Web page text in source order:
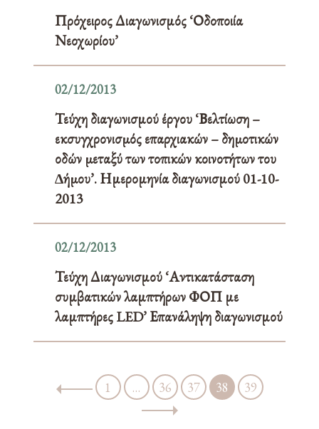
Πρόχειρος Διαγωνισμός ‘Οδοποιία
Νεοχωρίου’
02/12/2013
Τεύχη διαγωνισμού έργου ‘Βελτίωση –
εκσυγχρονισµός επαρχιακών – δηµοτικών
οδών µεταξύ των τοπικών κοινοτήτων του
∆ήµου’. Ημερομηνία διαγωνισμού 01-10-
2013
02/12/2013
Τεύχη Διαγωνισμού ‘Αντικατάσταση
συμβατικών λαμπτήρων ΦΟΠ με
λαμπτήρες LED’ Επανάληψη διαγωνισμού
1 … 36 37 38 39